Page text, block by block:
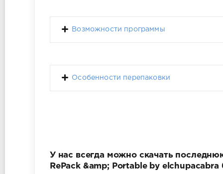
Возможности программы
Особенности перепаковки
У нас всегда можно скачать
RePack &amp; Portable by